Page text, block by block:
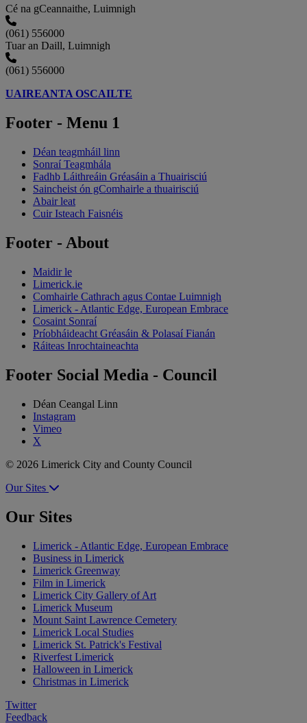
Cé na gCeannaithe, Luimnigh
(061) 556000
Tuar an Daill, Luimnigh
(061) 556000
UAIREANTA OSCAILTE
Footer - Menu 1
Déan teagmháil linn
Sonraí Teagmhála
Fadhb Láithreáin Gréasáin a Thuairisciú
Saincheist ón gComhairle a thuairisciú
Abair leat
Cuir Isteach Faisnéis
Footer - About
Maidir le
Limerick.ie
Comhairle Cathrach agus Contae Luimnigh
Limerick - Atlantic Edge, European Embrace
Cosaint Sonraí
Príobháideacht Gréasáin & Polasaí Fianán
Ráiteas Inrochtaineachta
Footer Social Media - Council
Déan Ceangal Linn
Instagram
Vimeo
X
© 2026 Limerick City and County Council
Our Sites
Our Sites
Limerick - Atlantic Edge, European Embrace
Business in Limerick
Limerick Greenway
Film in Limerick
Limerick City Gallery of Art
Limerick Museum
Mount Saint Lawrence Cemetery
Limerick Local Studies
Limerick St. Patrick's Festival
Riverfest Limerick
Halloween in Limerick
Christmas in Limerick
Twitter
Feedback